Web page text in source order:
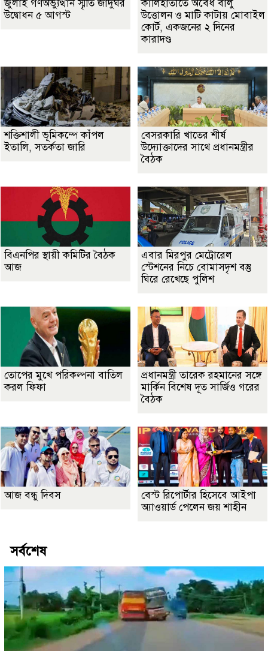
জুলাই গণঅভ্যুত্থান স্মৃতি জাদুঘর
উদ্বোধন ৫ আগস্ট
কালিহাতীতে অবৈধ বালু
উত্তোলন ও মাটি কাটায় মোবাইল
কোর্ট, একজনের ২ দিনের
কারাদণ্ড
শক্তিশালী ভূমিকম্পে কাঁপল
ইতালি, সতর্কতা জারি
বেসরকারি খাতের শীর্ষ
উদ্যোক্তাদের সাথে প্রধানমন্ত্রীর
বৈঠক
বিএনপির স্থায়ী কমিটির বৈঠক
আজ
এবার মিরপুর মেট্রোরেল
স্টেশনের নিচে বোমাসদৃশ বস্তু
ঘিরে রেখেছে পুলিশ
তোপের মুখে পরিকল্পনা বাতিল
করল ফিফা
প্রধানমন্ত্রী তারেক রহমানের সঙ্গে
মার্কিন বিশেষ দূত সার্জিও গরের
বৈঠক
আজ বন্ধু দিবস
বেস্ট রিপোর্টার হিসেবে আইপা
অ্যাওয়ার্ড পেলেন জয় শাহীন
সর্বশেষ